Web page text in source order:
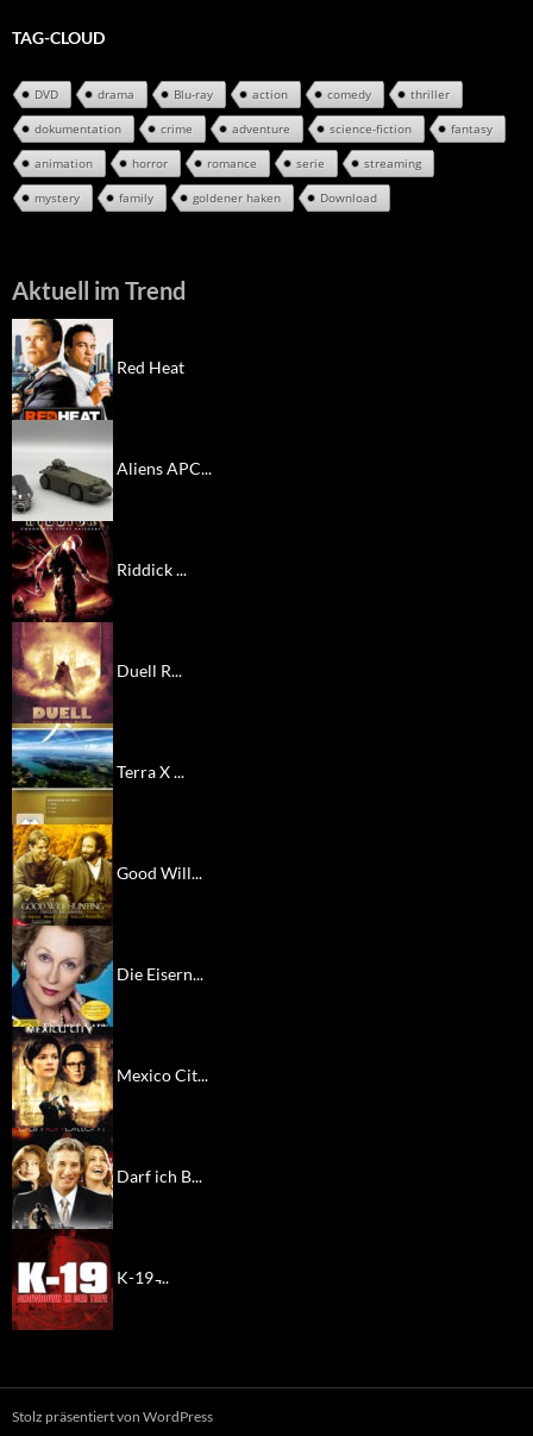
TAG-CLOUD
DVD drama Blu-ray action comedy thriller
dokumentation crime adventure science-fiction fantasy
animation horror romance serie streaming
mystery family goldener haken Download
Aktuell im Trend
Red Heat
Aliens APC...
Riddick ...
Duell R...
Terra X ...
Good Will...
Die Eisern...
Mexico Cit...
Darf ich B...
K-19 ̵...
Stolz präsentiert von WordPress